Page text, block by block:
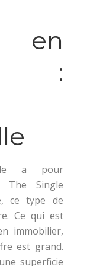
en
:
a pour
The Single
ce type de
Ce qui est
immobilier,
est grand.
superficie